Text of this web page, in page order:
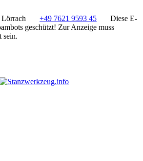
Lörrach +49 7621 9593 45
Diese E-
geschützt! Zur Anzeige muss
sein.